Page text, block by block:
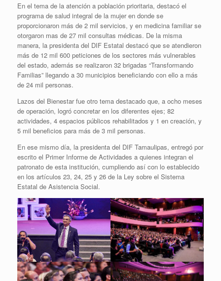
En el tema de la atención a población prioritaria, destacó el
programa de salud integral de la mujer en donde se
proporcionaron más de 2 mil servicios, y en medicina familiar se
otorgaron mas de 27 mil consultas médicas. De la misma
manera, la presidenta del DIF Estatal destacó que se atendieron
más de 12 mil 600 peticiones de los sectores más vulnerables
del estado, además se realizaron 32 brigadas “Transformando
Familias” llegando a 30 municipios beneficiando con ello a más
de 24 mil personas.
Lazos del Bienestar fue otro tema destacado que, a ocho meses
de operación, logró concretar en los diferentes ejes; 82
actividades, 4 espacios públicos rehabilitados y 1 en creación, y
5 mil beneficios para más de 3 mil personas.
En ese mismo día, la presidenta del DIF Tamaulipas, entregó por
escrito el Primer Informe de Actividades a quienes integran el
patronato de esta institución, cumpliendo así con lo establecido
en los artículos 23, 24, 25 y 26 de la Ley sobre el Sistema
Estatal de Asistencia Social.